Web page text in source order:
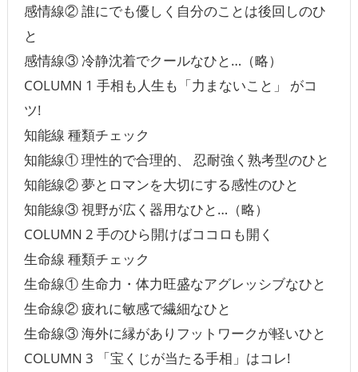
感情線② 誰にでも優しく自分のことは後回しのひ
と
感情線③ 冷静沈着でクールなひと…（略）
COLUMN 1 手相も人生も「力まないこと」 がコ
ツ!
知能線 種類チェック
知能線① 理性的で合理的、 忍耐強く熟考型のひと
知能線② 夢とロマンを大切にする感性のひと
知能線③ 視野が広く器用なひと…（略）
COLUMN 2 手のひら開けばココロも開く
生命線 種類チェック
生命線① 生命力・体力旺盛なアグレッシブなひと
生命線② 疲れに敏感で繊細なひと
生命線③ 海外に縁がありフットワークが軽いひと
COLUMN 3 「宝くじが当たる手相」はコレ!